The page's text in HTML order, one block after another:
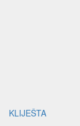
KLIJEŠTA